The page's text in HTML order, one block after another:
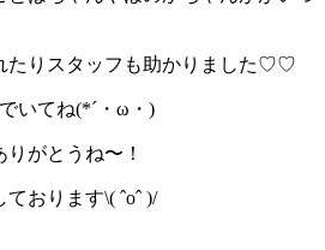
たりスタッフも助かりました♡♡
いてね(*´・ω・)
がとうね〜！
おります\( ˆoˆ )/